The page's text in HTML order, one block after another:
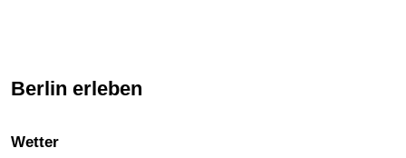
Berlin erleben
Wetter